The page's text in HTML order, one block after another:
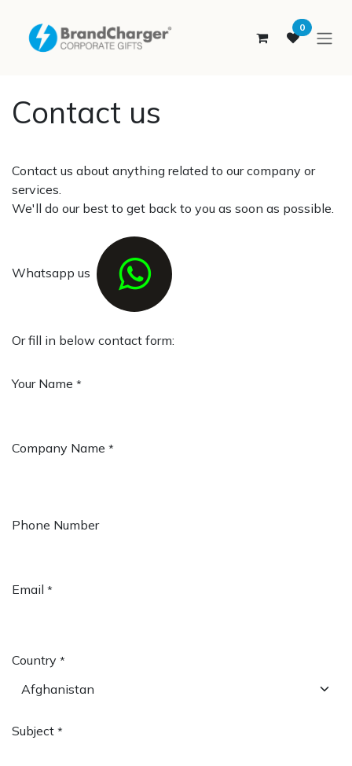
0
Contact us
Contact us about anything related to our company or
services.
We'll do our best to get back to you as soon as possible.
Whatsapp us
Or fill in below contact form:
Your Name *
Company Name *
Phone Number
Email *
Country *
Subject *